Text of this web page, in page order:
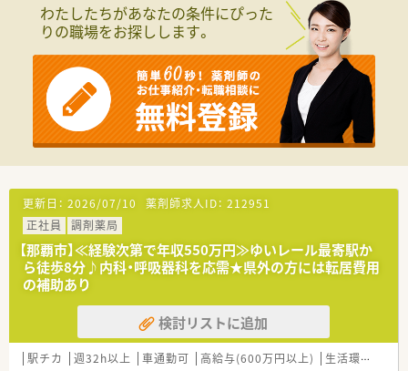
＜福利厚生面＞
■社内研修も充実しており、専門的なテーマでの研修から店舗管
理の研修など幅広い内容で実施しております。
■育児休業・介護休業・看護休暇の取得実績もあり、長く安定して
就業できる環境づくりに取り組んでいます。
■グループで薬剤師の在籍は約100名（男女比2:3）ほどいるた
め、ヘルプ体制もありお休みも取得しやすい環境です。
＜こんな会社です＞
■沖縄県内に39店舗展開しております。沖縄地場では最大手の
■事務スタッフやフロアスタッフを多く配置して、調剤補助や患
者様の待ち時間を快適に過ごして頂くような工夫もされていま
す。
■平成20年に大手チェーンのクオールと資本提携してより質の
高いサービスを提供出来るような会社にされています。
■総合病院だけでなく、様々なクリニックの門前に店舗があるた
め、幅広い処方の経験が積めます。
■待合室でお待ちのお客様や患者様へのドリンクのサービスや
さまざまなサポートを行う「フロア・コンシェルジュ」、お薬の
「ドライブスルー」など、“沖縄初”のサービスに積極的に取り組
んでいます。
わたしたちがあなたの条件にぴった
りの職場をお探しします。
更新日： 2026/07/10 薬剤師求人ID： 212951
正社員
調剤薬局
【那覇市】≪経験次第で年収550万円≫ゆいレール最寄駅か
ら徒歩8分♪内科・呼吸器科を応需★県外の方には転居費用
の補助あり
検討リストに追加
駅チカ 週32h以上 車通勤可 高給与(600万円以上) 生活環境充実